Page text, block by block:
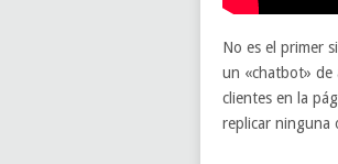
No es el primer
un «chatbot» de
clientes en la
replicar ninguna